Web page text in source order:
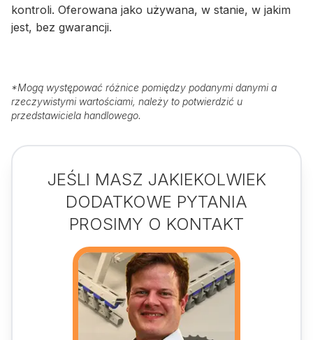
kontroli. Oferowana jako używana, w stanie, w jakim
jest, bez gwarancji.
*Mogą występować różnice pomiędzy podanymi danymi a
rzeczywistymi wartościami, należy to potwierdzić u
przedstawiciela handlowego.
JEŚLI MASZ JAKIEKOLWIEK
DODATKOWE PYTANIA
PROSIMY O KONTAKT